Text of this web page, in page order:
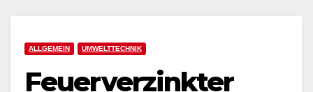
ALLGEMEIN UMWELTTECHNIK
Feuerverzinkter